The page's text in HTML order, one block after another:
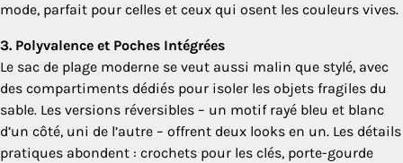
mode, parfait pour celles et ceux qui osent les couleurs vives.
3. Polyvalence et Poches Intégrées
Le sac de plage moderne se veut aussi malin que stylé, avec
des compartiments dédiés pour isoler les objets fragiles du
sable. Les versions réversibles – un motif rayé bleu et blanc
d’un côté, uni de l’autre – offrent deux looks en un. Les détails
pratiques abondent : crochets pour les clés, porte-gourde